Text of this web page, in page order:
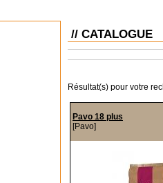
// CATALOGUE
Résultat(s) pour votre
Pavo 18 plus
[Pavo]